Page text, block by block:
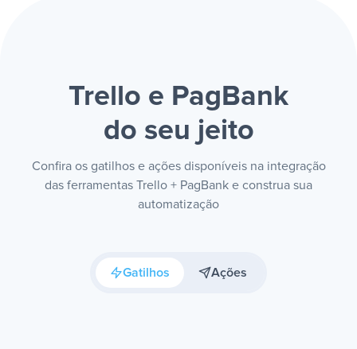
Trello e PagBank
do seu jeito
Confira os gatilhos e ações disponíveis na integração
das ferramentas Trello + PagBank e construa sua
automatização
Gatilhos Ações